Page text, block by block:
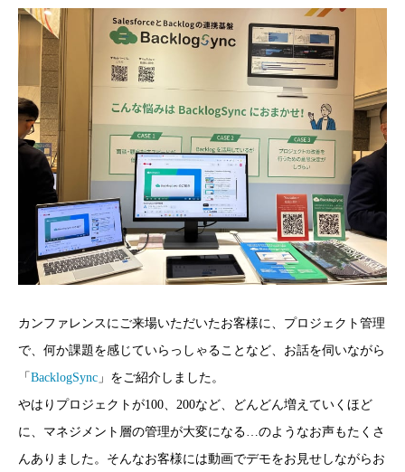
カンファレンスにご来場いただいたお客様に、プロジェクト管理
で、何か課題を感じていらっしゃることなど、お話を伺いながら
「 BacklogSync 」をご紹介しました。
やはりプロジェクトが100、200など、どんどん増えていくほど
に、マネジメント層の管理が大変になる…のようなお声もたくさ
んありました。そんなお客様には動画でデモをお見せしながらお